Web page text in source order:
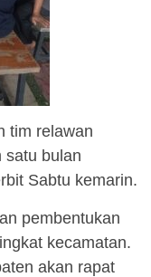
tim relawan
satu bulan
Sabtu kemarin.
pembentukan
kecamatan.
akan rapat